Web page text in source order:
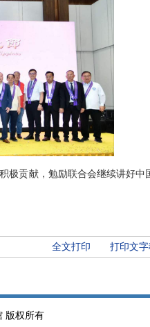
极贡献，勉励联合会继续讲好中
全文打印 打印文
版权所有